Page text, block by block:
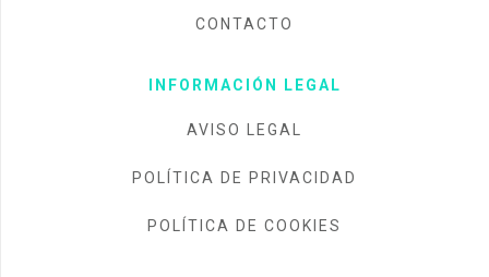
CONTACTO
INFORMACIÓN LEGAL
AVISO LEGAL
POLÍTICA DE PRIVACIDAD
POLÍTICA DE COOKIES